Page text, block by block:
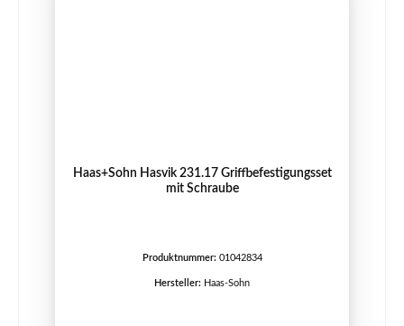
Haas+Sohn Hasvik 231.17 Griffbefestigungsset
mit Schraube
Produktnummer: 01042834
Hersteller: Haas-Sohn